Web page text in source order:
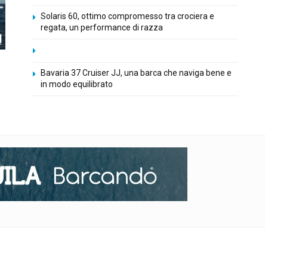
Solaris 60, ottimo compromesso tra crociera e
regata, un performance di razza
Bavaria 37 Cruiser JJ, una barca che naviga bene e
in modo equilibrato